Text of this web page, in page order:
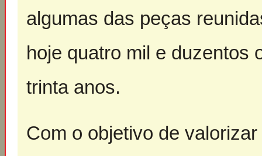
algumas das peças
hoje quatro mil e duzentos
trinta anos.
Com o objetivo de